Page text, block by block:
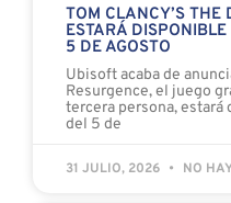
TOM CLANCY’S THE
ESTARÁ
5 DE AGOSTO
Ubisoft acaba de
Resurgence, el juego
tercera persona, estará
del 5 de
31 JULIO, 2026 NO